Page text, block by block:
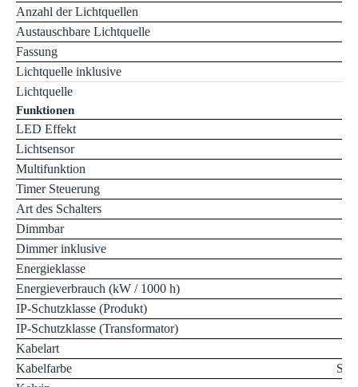
Anzahl der Lichtquellen
Austauschbare Lichtquelle
Fassung
Lichtquelle inklusive
Lichtquelle
Funktionen
LED Effekt
Lichtsensor
Multifunktion
Timer Steuerung
Art des Schalters
Dimmbar
Dimmer inklusive
Energieklasse
Energieverbrauch (kW / 1000 h)
IP-Schutzklasse (Produkt)
IP-Schutzklasse (Transformator)
Kabelart
Kabelfarbe